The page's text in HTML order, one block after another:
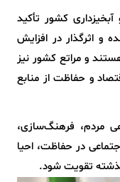
کشور تأکید
و اثرگذار در افزایش
و مراتع کشور نیز
و حفاظت از منابع
مردم، فرهنگ‌سازی،
در حفاظت، احیا
گذشته تقویت شود.